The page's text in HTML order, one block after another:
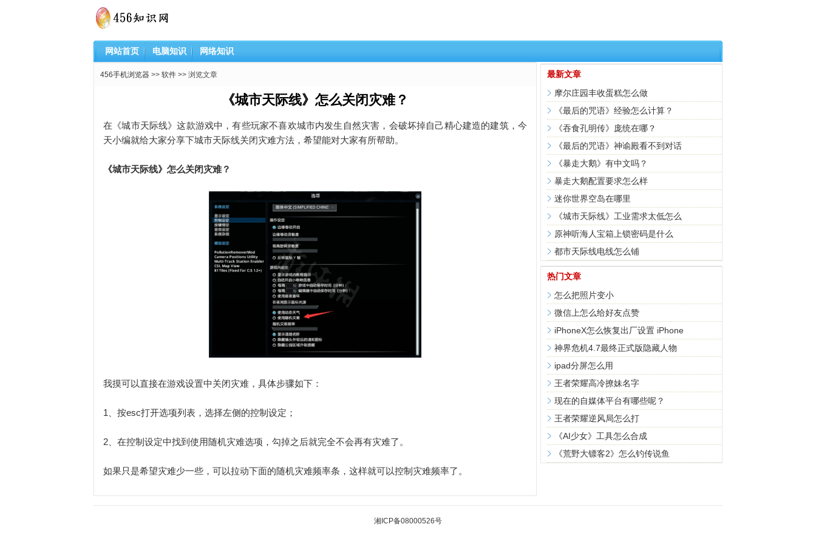
网站首页 电脑知识 网络知识
456手机浏览器 >> 软件 >> 浏览文章
《城市天际线》怎么关闭灾难？
在《城市天际线》这款游戏中，有些玩家不喜欢城市内发生自然灾害，会破坏掉自己精心建造的建筑，今
天小编就给大家分享下城市天际线关闭灾难方法，希望能对大家有所帮助。
《城市天际线》怎么关闭灾难？
我摸可以直接在游戏设置中关闭灾难，具体步骤如下：
1、按esc打开选项列表，选择左侧的控制设定；
2、在控制设定中找到使用随机灾难选项，勾掉之后就完全不会再有灾难了。
如果只是希望灾难少一些，可以拉动下面的随机灾难频率条，这样就可以控制灾难频率了。
最新文章
摩尔庄园丰收蛋糕怎么做
《最后的咒语》经验怎么计算？
《吞食孔明传》庞统在哪？
《最后的咒语》神谕殿看不到对话
《暴走大鹅》有中文吗？
暴走大鹅配置要求怎么样
迷你世界空岛在哪里
《城市天际线》工业需求太低怎么
原神听海人宝箱上锁密码是什么
都市天际线电线怎么铺
热门文章
怎么把照片变小
微信上怎么给好友点赞
iPhoneX怎么恢复出厂设置 iPhone
神界危机4.7最终正式版隐藏人物
ipad分屏怎么用
王者荣耀高冷撩妹名字
现在的自媒体平台有哪些呢？
王者荣耀逆风局怎么打
《AI少女》工具怎么合成
《荒野大镖客2》怎么钓传说鱼
湘ICP备08000526号